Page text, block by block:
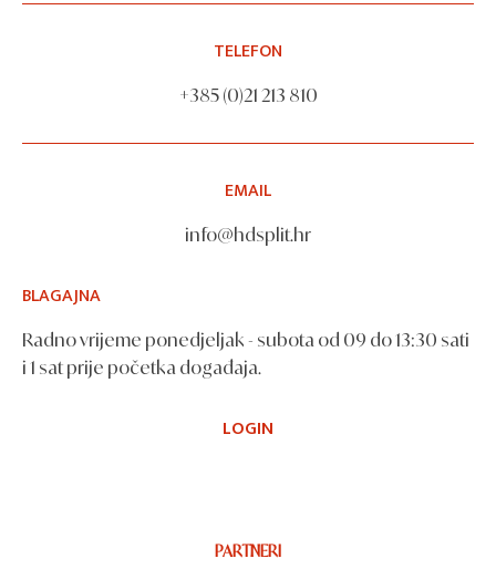
TELEFON
+385 (0)21 213 810
EMAIL
info@hdsplit.hr
BLAGAJNA
Radno vrijeme ponedjeljak - subota od 09 do 13:30 sati
i 1 sat prije početka događaja.
LOGIN
PARTNERI